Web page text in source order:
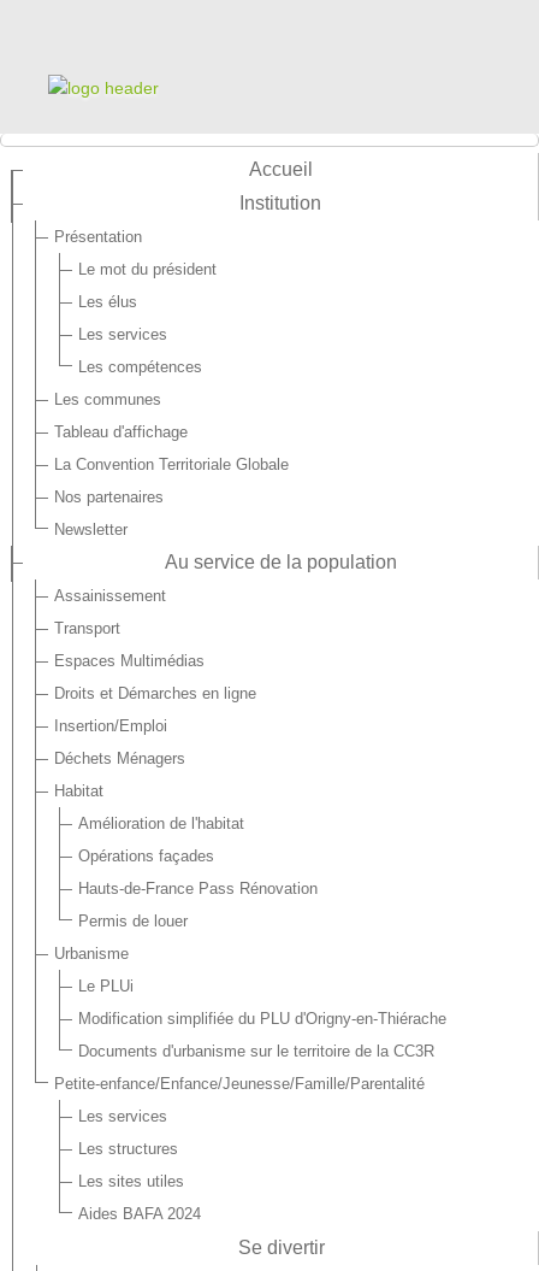
Accueil
Institution
Présentation
Le mot du président
Les élus
Les services
Les compétences
Les communes
Tableau d'affichage
La Convention Territoriale Globale
Nos partenaires
Newsletter
Au service de la population
Assainissement
Transport
Espaces Multimédias
Droits et Démarches en ligne
Insertion/Emploi
Déchets Ménagers
Habitat
Amélioration de l'habitat
Opérations façades
Hauts-de-France Pass Rénovation
Permis de louer
Urbanisme
Le PLUi
Modification simplifiée du PLU d'Origny-en-Thiérache
Documents d'urbanisme sur le territoire de la CC3R
Petite-enfance/Enfance/Jeunesse/Famille/Parentalité
Les services
Les structures
Les sites utiles
Aides BAFA 2024
Se divertir